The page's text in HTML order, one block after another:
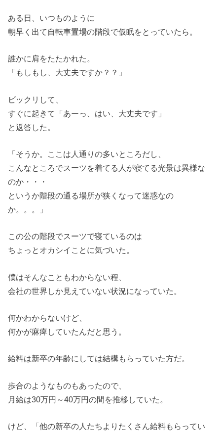
ある日、いつものように
朝早く出て自転車置場の階段で仮眠をとっていたら。
誰かに肩をたたかれた。
「もしもし、大丈夫ですか？？」
ビックリして、
すぐに起きて「あーっ、はい、大丈夫です」
と返答した。
「そうか。ここは人通りの多いところだし、
こんなところでスーツを着てる人が寝てる光景は異様な
のか・・・
というか階段の通る場所が狭くなって迷惑なの
か。。。」
この公の階段でスーツで寝ているのは
ちょっとオカシイことに気づいた。
僕はそんなこともわからない程、
会社の世界しか見えていない状況になっていた。
何かわからないけど、
何かが麻痺していたんだと思う。
給料は新卒の年齢にしては結構もらっていた方だ。
歩合のようなものもあったので、
月給は30万円～40万円の間を推移していた。
けど、「他の新卒の人たちよりたくさん給料もらってい